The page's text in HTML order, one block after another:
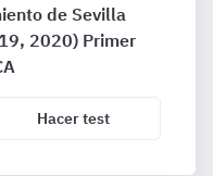
de Sevilla
2020) Primer
Hacer test